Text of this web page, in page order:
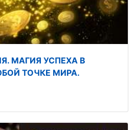
МАГИЯ УСПЕХА В
ТОЧКЕ МИРА.